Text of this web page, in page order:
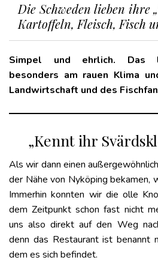
Die Schweden lieben ihre „
Kartoffeln, Fleisch, Fisch
Simpel und ehrlich. Das
besonders am rauen Klima
Landwirtschaft und des
„Kennt ihr
Als wir dann einen
der Nähe von Nyköping bekamen,
Immerhin konnten wir die olle
dem Zeitpunkt schon fast nicht
uns also direkt auf den Weg
denn das Restaurant ist benannt
dem es sich befindet.